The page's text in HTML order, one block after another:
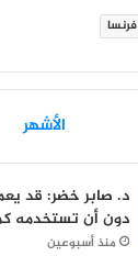
فرنسا
الأشهر
د. صابر خضر: قد
دون أن تستخدمه
منذ أسبوعين